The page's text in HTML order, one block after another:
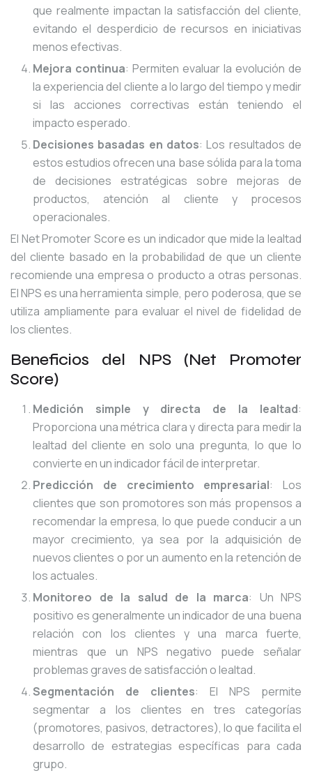
que realmente impactan la satisfacción del cliente,
evitando el desperdicio de recursos en iniciativas
menos efectivas.
Mejora continua: Permiten evaluar la evolución de
la experiencia del cliente a lo largo del tiempo y medir
si las acciones correctivas están teniendo el
impacto esperado.
Decisiones basadas en datos: Los resultados de
estos estudios ofrecen una base sólida para la toma
de decisiones estratégicas sobre mejoras de
productos, atención al cliente y procesos
operacionales.
El Net Promoter Score es un indicador que mide la lealtad
del cliente basado en la probabilidad de que un cliente
recomiende una empresa o producto a otras personas.
El NPS es una herramienta simple, pero poderosa, que se
utiliza ampliamente para evaluar el nivel de fidelidad de
los clientes.
Beneficios del NPS (Net Promoter
Score)
Medición simple y directa de la lealtad:
Proporciona una métrica clara y directa para medir la
lealtad del cliente en solo una pregunta, lo que lo
convierte en un indicador fácil de interpretar.
Predicción de crecimiento empresarial: Los
clientes que son promotores son más propensos a
recomendar la empresa, lo que puede conducir a un
mayor crecimiento, ya sea por la adquisición de
nuevos clientes o por un aumento en la retención de
los actuales.
Monitoreo de la salud de la marca: Un NPS
positivo es generalmente un indicador de una buena
relación con los clientes y una marca fuerte,
mientras que un NPS negativo puede señalar
problemas graves de satisfacción o lealtad.
Segmentación de clientes: El NPS permite
segmentar a los clientes en tres categorías
(promotores, pasivos, detractores), lo que facilita el
desarrollo de estrategias específicas para cada
grupo.